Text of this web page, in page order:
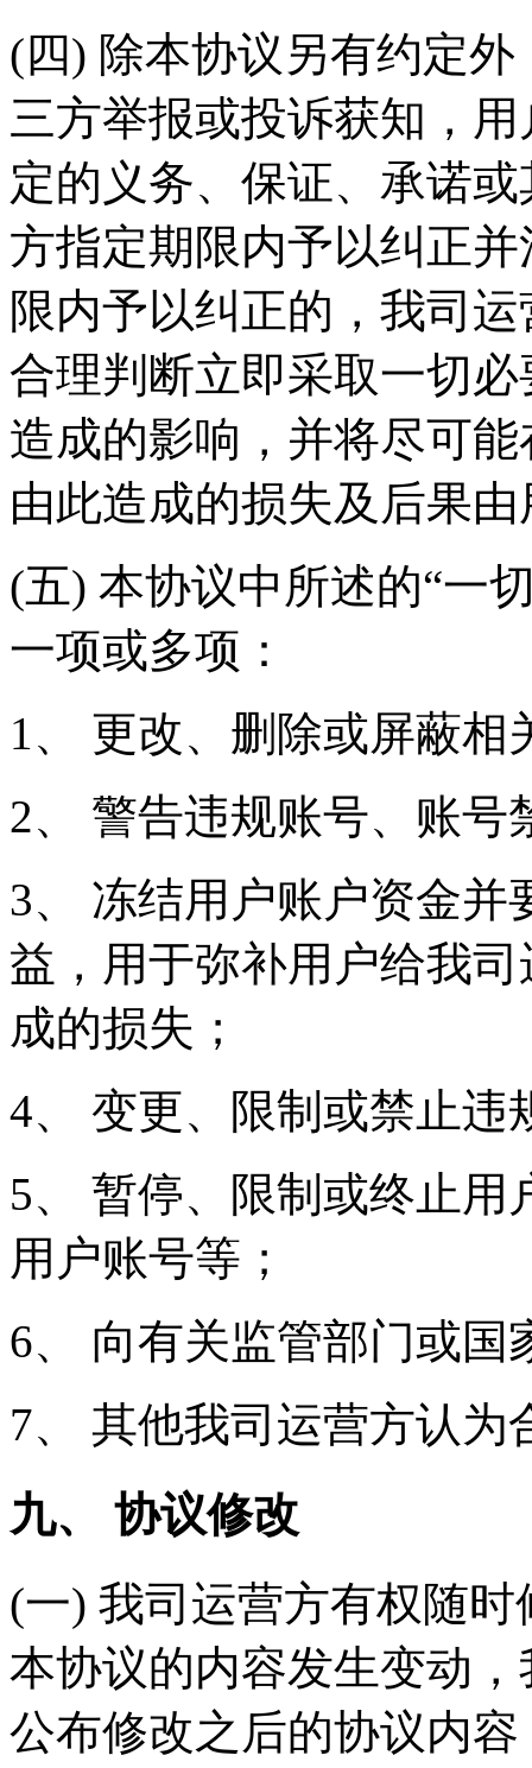
(四) 除本协议另有约定
三方举报或投诉获知，
定的义务、保证、承诺
方指定期限内予以纠正
限内予以纠正的，我司
合理判断立即采取一切
造成的影响，并将尽可
由此造成的损失及后果
(五) 本协议中所述的“一
一项或多项：
1、 更改、删除或屏蔽相
2、 警告违规账号、账号
3、 冻结用户账户资金
益，用于弥补用户给我
成的损失；
4、 变更、限制或禁止违
5、 暂停、限制或终止
用户账号等；
6、 向有关监管部门或国
7、 其他我司运营方认为
九、 协议修改
(一) 我司运营方有权随
本协议的内容发生变动
公布修改之后的协议内